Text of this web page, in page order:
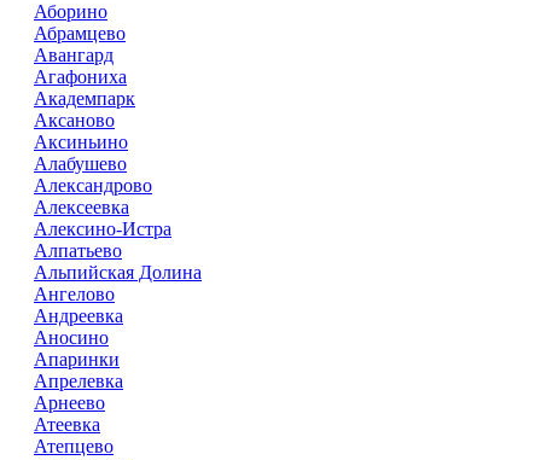
Аборино
Абрамцево
Авангард
Агафониха
Академпарк
Аксаново
Аксиньино
Алабушево
Александрово
Алексеевка
Алексино-Истра
Алпатьево
Альпийская Долина
Ангелово
Андреевка
Аносино
Апаринки
Апрелевка
Арнеево
Атеевка
Атепцево